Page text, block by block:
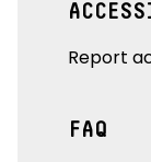
Report
FAQ